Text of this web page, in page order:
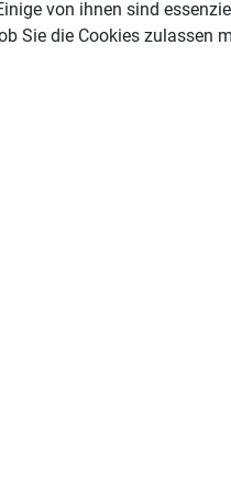
von ihnen sind
Sie die Cookies